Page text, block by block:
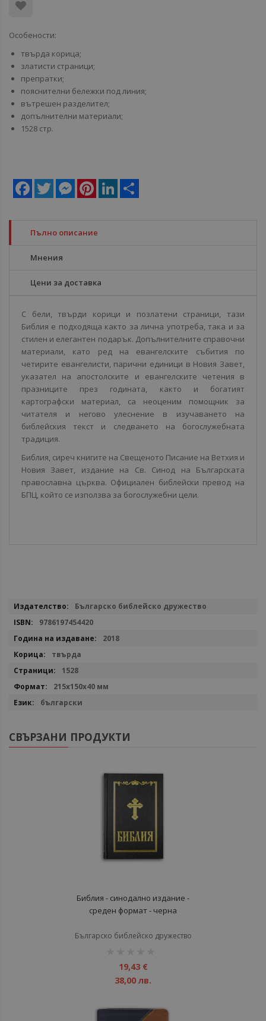
Особености:
твърда корица;
златисти страници;
препратки;
пояснителни бележки под линия;
вътрешен разделител;
допълнителни материали;
1528 стр.
Facebook
Twitter MessengerPinterestLinkedIn
Пълно описание
Мнения
Цени за доставка
С бели, твърди корици и позлатени страници, тази
Библия е подходяща както за лична употреба, така и за
стилен и елегантен подарък. Допълнителните справочни
материали, като ред на евангелските събития по
четирите евангелисти, парични единици в Новия Завет,
указател на апостолските и евангелските четения в
празниците през годината, както и богатият
картографски материал, са неоценим помощник за
читателя и негово улеснение в изучаването на
библейския текст и следването на богослужебната
традиция.
Библия, сиреч книгите на Свещеното Писание на Ветхия и
Новия Завет, издание на Св. Синод на Българската
православна църква. Официален библейски превод на
БПЦ, който се използва за богослужебни цели.
Повече
Българско библейско дружество
9786197454420
2018
твърда
1528
215x150x40 мм
български
СВЪРЗАНИ ПРОДУКТИ
Библия - синодално издание -
среден формат - черна
Българско библейско дружество
19,43 €
38,00 лв.